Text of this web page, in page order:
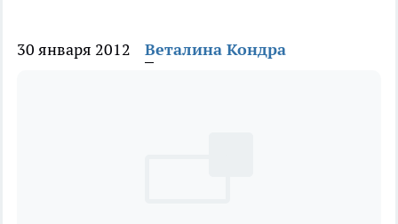
30 января 2012 Веталина Кондра